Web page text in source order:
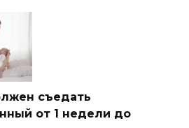
съедать
от 1 недели до